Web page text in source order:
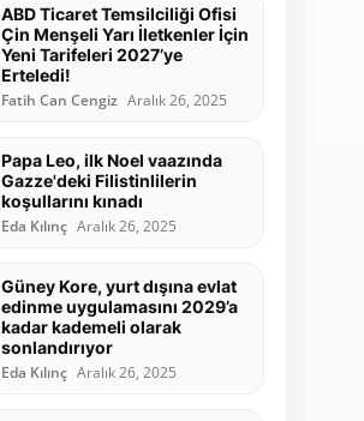
ABD Ticaret Temsilciliği Ofisi
Çin Menşeli Yarı İletkenler İçin
Yeni Tarifeleri 2027’ye
Erteledi!
Fatih Can Cengiz Aralık 26, 2025
Papa Leo, ilk Noel vaazında
Gazze'deki Filistinlilerin
koşullarını kınadı
Eda Kılınç Aralık 26, 2025
Güney Kore, yurt dışına evlat
edinme uygulamasını 2029’a
kadar kademeli olarak
sonlandırıyor
Eda Kılınç Aralık 26, 2025